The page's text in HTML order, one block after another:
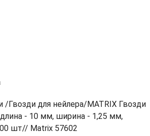
/ Гвозди для нейлера/ MATRIX Гвозди
длина - 10 мм, ширина - 1,25 мм,
шт// Matrix 57602